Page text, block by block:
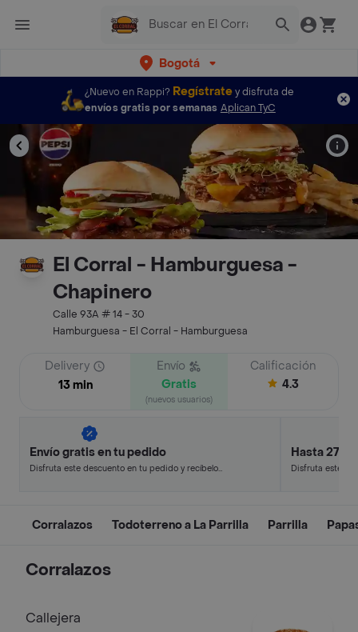
Bogotá
¿Nuevo en Rappi? Regístratey disfruta de
envíos gratis por semanas Aplican TyC
El Corral - Hamburguesa -
Chapinero
Calle 93A # 14 - 30
Hamburguesa - El Corral - Hamburguesa
Delivery
13 min
Envío
Gratis
(nuevos usuarios)
Calificación
4.3
Envío gratis en tu pedido
Disfruta este descuento en tu pedido y recíbelo
Hasta 27%
Disfruta este
Corralazos Todoterreno a La Parrilla Parrilla
Corralazos
Callejera